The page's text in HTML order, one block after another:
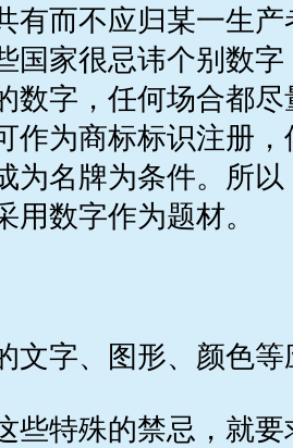
有而不应归某一生
国家很忌讳个别数字
数字，任何场合都
作为商标标识注册
为名牌为条件。所
用数字作为题材。
文字、图形、颜色
些特殊的禁忌，就